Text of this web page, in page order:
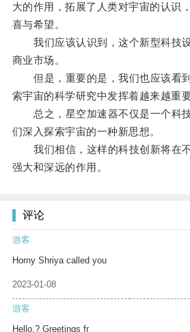
大的作用，拓展了人类对宇宙的认识
喜与希望。
我们应该认识到，这个新型科技
商业市场。
但是，重要的是，我们也应该看
索宇宙的科学研究中发挥着越来越重
总之，星空加速器不仅是一个科
们深入探索宇宙的一种新思想。
我们相信，这样的科技创新将在
强大和深远的作用。
评论
游客
Horny Shriya called you
2023-01-08
游客
Hello,? Greetings fr